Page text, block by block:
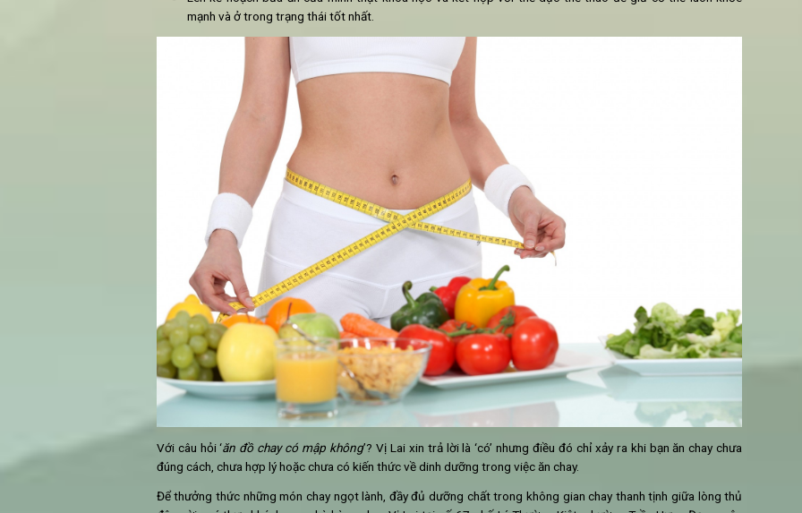
2. Làm thế nào để ăn đồ chay mà không bị mập?
Để không phải lo lắng khiăn đồ chay có béo không , dưới đây là một số lời khuyên hữu ích dành cho
Mỗi bữa ăn nên có các món ăn chaychứa protein như đậu nành, đậu tương hoặc một số loại
chân vịt, súp lơ để giúp cơ thể cảm thấy no, tránh việc ăn thêm nhiều bữa phụ không hợp lý.
Hạn chế ăn quá nhiều thực phẩm chứa tinh bột như gạo, bánh mỳ trắng, ngô hoặc và tăng
các thực phẩm từ rau, củ. Hãy ăn thực phẩm có tinh bột một cách khoa học và theo lượng
phù hợp với cơ thể.
Tránh việc ăn quá nhiều đồ vặt không tốt cho cơ thể và các thực phẩm chứa lượng calo lớn
chiên, pho-mai, bơ thực vật. Thay vào đó, hãy tập trung vào các bữa chính (sáng, trưa, tối)
phẩm dinh dưỡng có nguồn gốc thực vật.
Lên kế hoạch bữa ăn của mình thật khoa học và kết hợp với thể dục thể thao để giữ cơ
mạnh và ở trong trạng thái tốt nhất.